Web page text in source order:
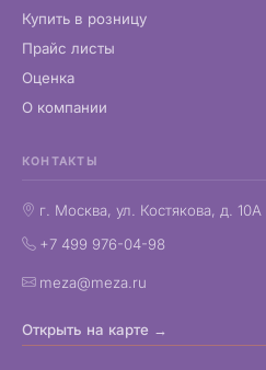
Купить в розницу
Прайс листы
Оценка
О компании
КОНТАКТЫ
г. Москва, ул. Костякова, д. 10А
+7 499 976-04-98
meza@meza.ru
Открыть на карте →